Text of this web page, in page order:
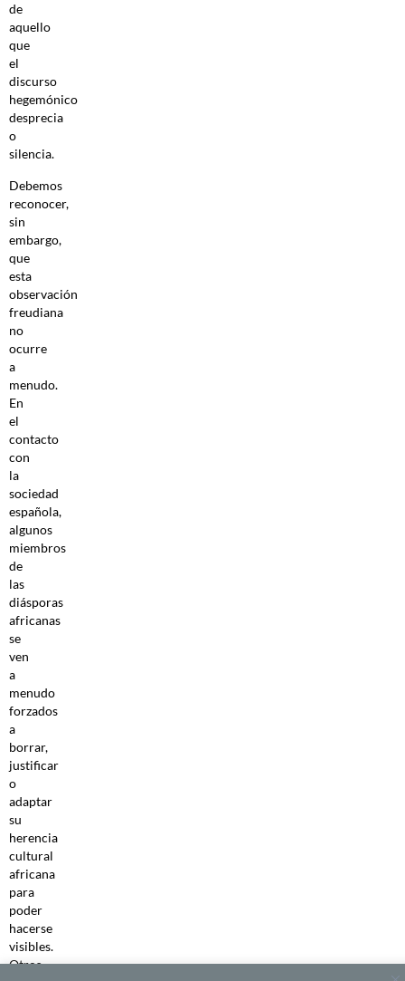
de
aquello
que
el
discurso
hegemónico
desprecia
o
silencia.
Debemos
reconocer,
sin
embargo,
que
esta
observación
freudiana
no
ocurre
a
menudo.
En
el
contacto
con
la
sociedad
española,
algunos
miembros
de
las
diásporas
africanas
se
ven
a
menudo
forzados
a
borrar,
justificar
o
adaptar
su
herencia
cultural
africana
para
poder
hacerse
visibles.
Otros